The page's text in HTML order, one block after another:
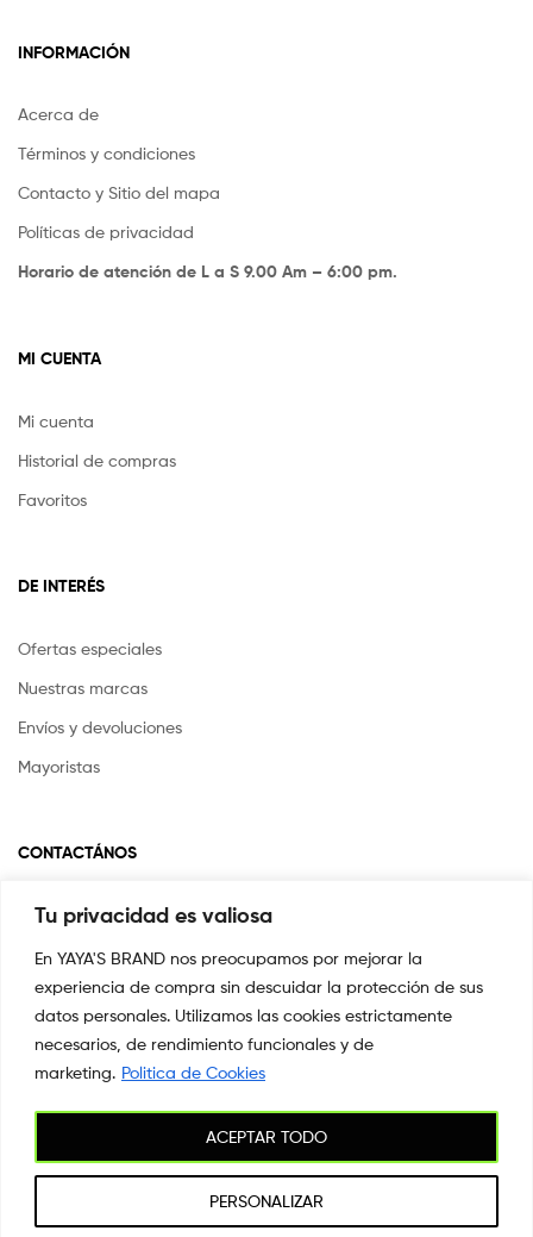
Tu privacidad es valiosa
En YAYA'S BRAND nos preocupamos por mejorar la
experiencia de compra sin descuidar la protección de sus
datos personales. Utilizamos las cookies estrictamente
necesarios, de rendimiento funcionales y de
marketing. Politica de Cookies
PERSONALIZAR
ACEPTAR TODO
INFORMACIÓN
Acerca de
Términos y condiciones
Contacto y Sitio del mapa
Políticas de privacidad
Horario de atención de L a S 9.00 Am – 6:00 pm.
MI CUENTA
Mi cuenta
Historial de compras
Favoritos
DE INTERÉS
Ofertas especiales
Nuestras marcas
Envíos y devoluciones
Mayoristas
CONTACTÁNOS
Si tienes alguna pregunta o inquietud escríbenos a
📍CARRERA 8 # 14-45 SAN PEDRO
CALI, COLOMBIA
+57 3044553869
Copyright © 2026YAYA'S BRAND. All Rights Reserved.